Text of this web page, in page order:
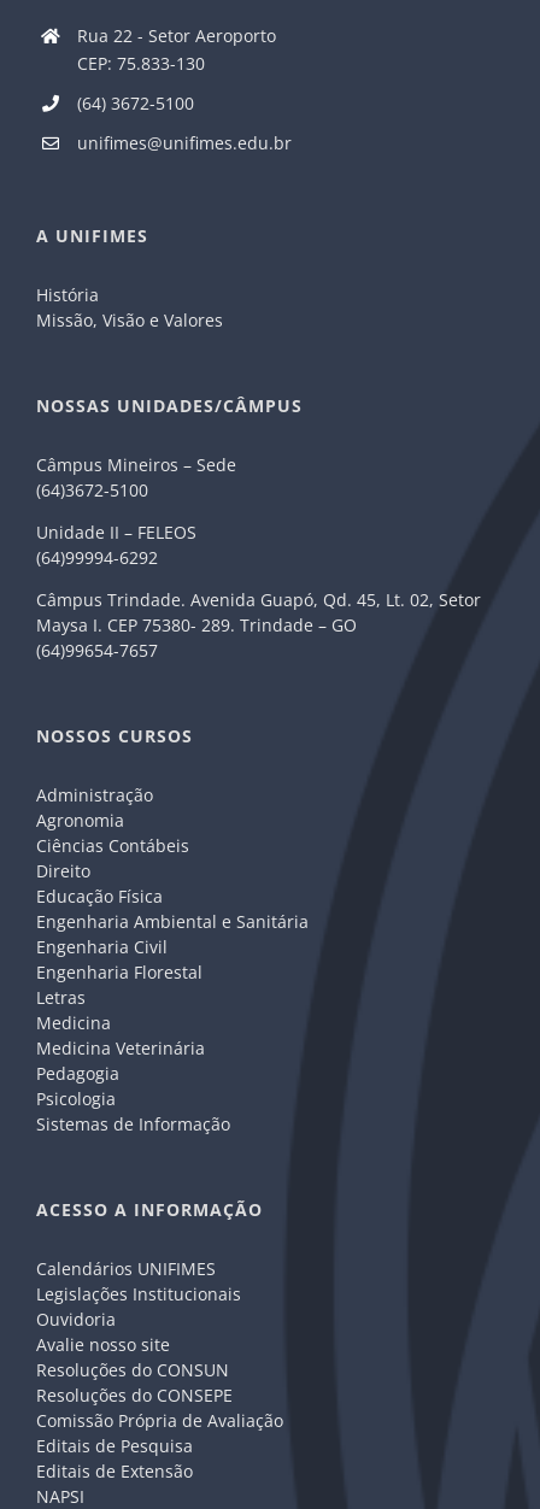
Rua 22 - Setor Aeroporto
CEP: 75.833-130
(64) 3672-5100
unifimes@unifimes.edu.br
A UNIFIMES
História
Missão, Visão e Valores
NOSSAS UNIDADES/CÂMPUS
Câmpus Mineiros – Sede
(64)3672-5100
Unidade II – FELEOS
(64)99994-6292
Câmpus Trindade. Avenida Guapó, Qd. 45, Lt. 02, Setor
Maysa I. CEP 75380- 289. Trindade – GO
(64)99654-7657
NOSSOS CURSOS
Administração
Agronomia
Ciências Contábeis
Direito
Educação Física
Engenharia Ambiental e Sanitária
Engenharia Civil
Engenharia Florestal
Letras
Medicina
Medicina Veterinária
Pedagogia
Psicologia
Sistemas de Informação
ACESSO A INFORMAÇÃO
Calendários UNIFIMES
Legislações Institucionais
Ouvidoria
Avalie nosso site
Resoluções do CONSUN
Resoluções do CONSEPE
Comissão Própria de Avaliação
Editais de Pesquisa
Editais de Extensão
NAPSI